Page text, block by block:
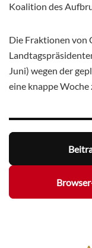
Koalition des
Die Fraktionen von
Juni) wegen der
eine knappe Woche